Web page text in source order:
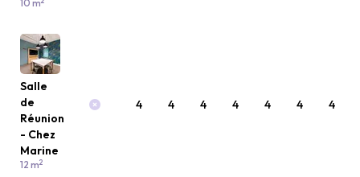
10 m
Salle
de
Réunion
- Chez
Marine
12 m2
4 4 4 4 4 4 4